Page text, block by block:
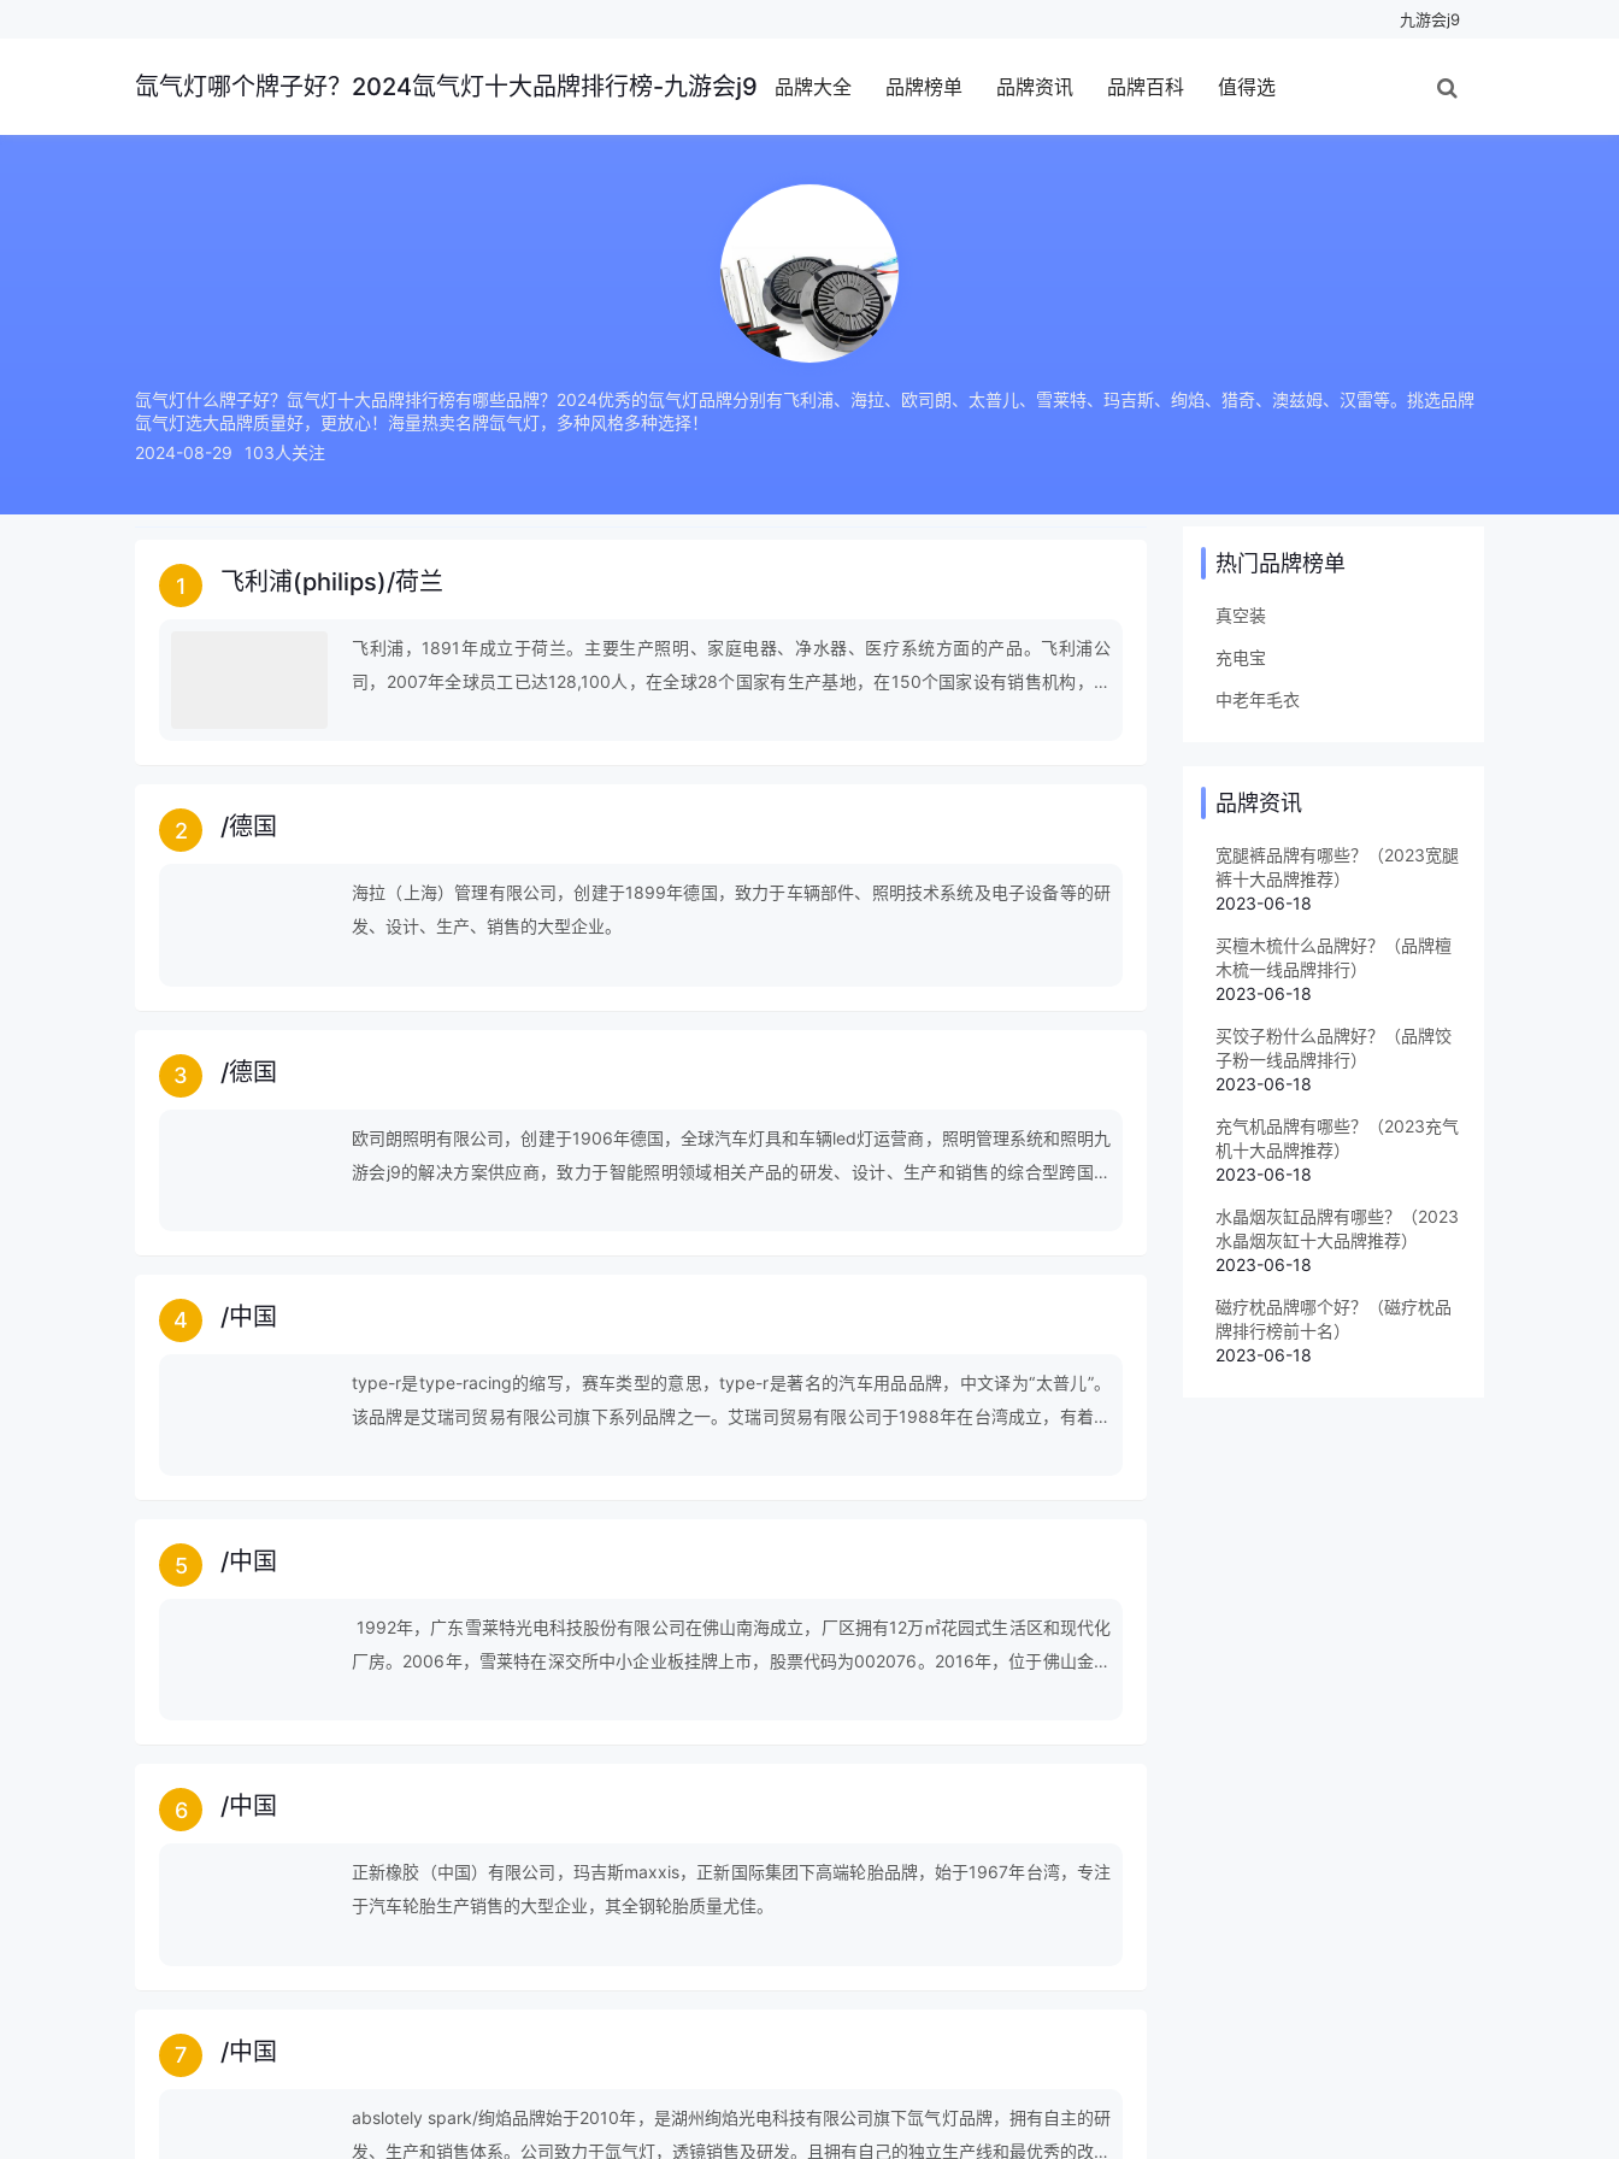
九游会j9
氙气灯哪个牌子好？2024氙气灯十大品牌排行榜-九游会j9 品牌大全 品牌榜单 品牌资讯 品牌百科 值得选
氙气灯什么牌子好？氙气灯十大品牌排行榜有哪些品牌？2024优秀的氙气灯品牌分别有飞利浦、海拉、欧司朗、太普儿、雪莱特、玛吉斯、绚焰、猎奇、澳兹姆、汉雷等。挑选品牌
氙气灯选大品牌质量好，更放心！海量热卖名牌氙气灯，多种风格多种选择！
2024-08-29
103人关注
1 飞利浦(philips)/荷兰
飞利浦，1891年成立于荷兰。主要生产照明、家庭电器、净水器、医疗系统方面的产品。飞利浦公
司，2007年全球员工已达128,100人，在全球28个国家有生产基地，在150个国家设有销售机构，拥
2 /德国
海拉（上海）管理有限公司，创建于1899年德国，致力于车辆部件、照明技术系统及电子设备等的研
发、设计、生产、销售的大型企业。
3 /德国
欧司朗照明有限公司，创建于1906年德国，全球汽车灯具和车辆led灯运营商，照明管理系统和照明九
游会j9的解决方案供应商，致力于智能照明领域相关产品的研发、设计、生产和销售的综合型跨国企
4 /中国
type-r是type-racing的缩写，赛车类型的意思，type-r是著名的汽车用品品牌，中文译为“太普儿”。
该品牌是艾瑞司贸易有限公司旗下系列品牌之一。艾瑞司贸易有限公司于1988年在台湾成立，有着二
5 /中国
1992年，广东雪莱特光电科技股份有限公司在佛山南海成立，厂区拥有12万㎡花园式生活区和现代化
厂房。2006年，雪莱特在深交所中小企业板挂牌上市，股票代码为002076。2016年，位于佛山金融
6 /中国
正新橡胶（中国）有限公司，玛吉斯maxxis，正新国际集团下高端轮胎品牌，始于1967年台湾，专注
于汽车轮胎生产销售的大型企业，其全钢轮胎质量尤佳。
7 /中国
abslotely spark/绚焰品牌始于2010年，是湖州绚焰光电科技有限公司旗下氙气灯品牌，拥有自主的研
发、生产和销售体系。公司致力于氙气灯，透镜销售及研发。且拥有自己的独立生产线和最优秀的改装
热门品牌榜单
真空装
充电宝
中老年毛衣
品牌资讯
宽腿裤品牌有哪些？（2023宽腿
裤十大品牌推荐）
2023-06-18
买檀木梳什么品牌好？（品牌檀
木梳一线品牌排行）
2023-06-18
买饺子粉什么品牌好？（品牌饺
子粉一线品牌排行）
2023-06-18
充气机品牌有哪些？（2023充气
机十大品牌推荐）
2023-06-18
水晶烟灰缸品牌有哪些？（2023
水晶烟灰缸十大品牌推荐）
2023-06-18
磁疗枕品牌哪个好？（磁疗枕品
牌排行榜前十名）
2023-06-18